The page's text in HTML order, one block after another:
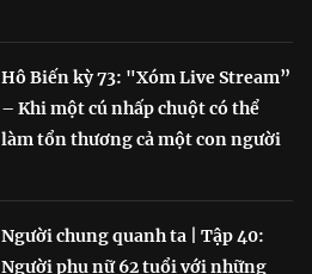
Hô Biến kỳ 73: "Xóm Live Stream”
– Khi một cú nhấp chuột có thể
làm tổn thương cả một con người
Người chung quanh ta | Tập 40:
Người phụ nữ 62 tuổi với những